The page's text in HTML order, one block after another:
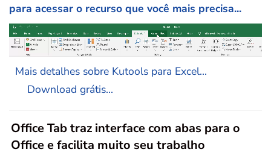
para acessar o recurso que você mais precisa...
Mais detalhes sobre Kutools para Excel...
Download grátis...
Office Tab traz interface com abas para o
Office e facilita muito seu trabalho